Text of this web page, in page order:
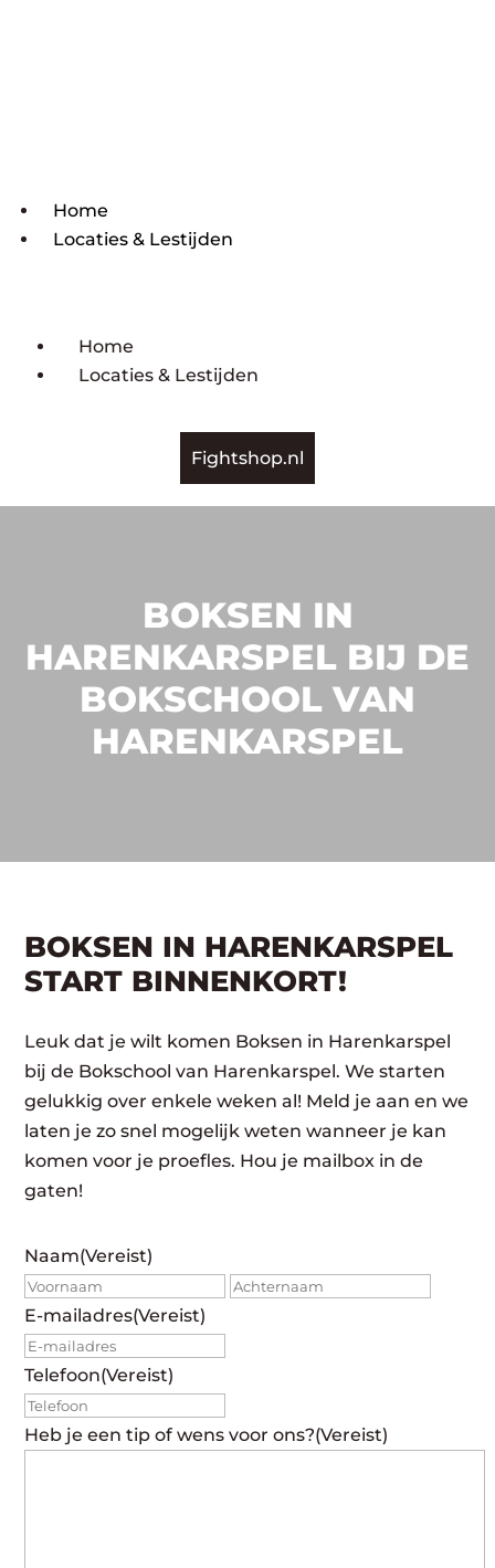
Home
Locaties & Lestijden
Home
Locaties & Lestijden
Fightshop.nl
BOKSEN IN
HARENKARSPEL BIJ DE
BOKSCHOOL VAN
HARENKARSPEL
BOKSEN IN HARENKARSPEL
START BINNENKORT!
Leuk dat je wilt komen Boksen in Harenkarspel
bij de Bokschool van Harenkarspel. We starten
gelukkig over enkele weken al! Meld je aan en we
laten je zo snel mogelijk weten wanneer je kan
komen voor je proefles. Hou je mailbox in de
gaten!
Naam(Vereist)
Voornaam
E-mailadres(Vereist)
Telefoon(Vereist)
Heb je een tip of wens voor ons?(Vereist)